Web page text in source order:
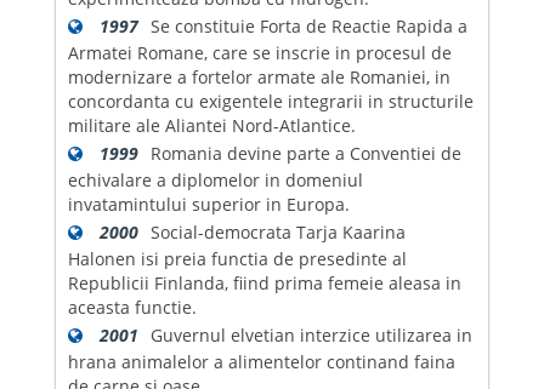
1997 Se constituie Forta de Reactie Rapida a
Armatei Romane, care se inscrie in procesul de
modernizare a fortelor armate ale Romaniei, in
concordanta cu exigentele integrarii in structurile
militare ale Aliantei Nord-Atlantice.
1999 Romania devine parte a Conventiei de
echivalare a diplomelor in domeniul
invatamintului superior in Europa.
2000 Social-democrata Tarja Kaarina
Halonen isi preia functia de presedinte al
Republicii Finlanda, fiind prima femeie aleasa in
aceasta functie.
2001
Guvernul elvetian interzice utilizarea in
hrana animalelor a alimentelor continand faina